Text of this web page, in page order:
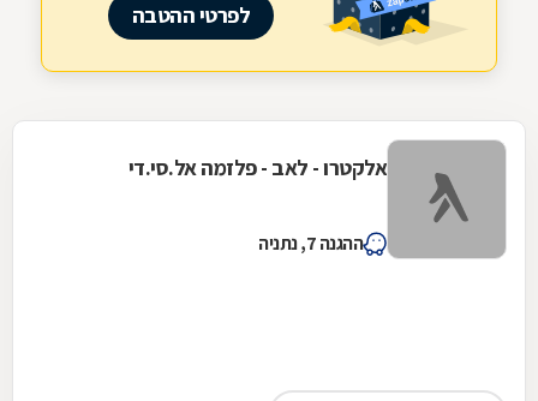
לפרטי ההטבה
אלקטרו - לאב - פלזמה אל.סי.די
ההגנה 7, נתניה